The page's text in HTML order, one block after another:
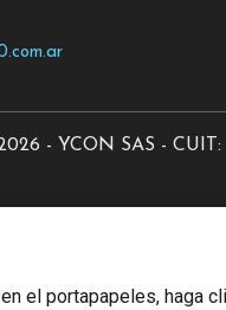
- YCON SAS -
el portapapeles, haga